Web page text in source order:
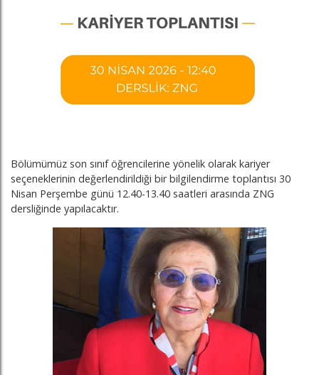
Bölümümüz son sınıf öğrencilerine yönelik olarak kariyer
seçeneklerinin değerlendirildiği bir bilgilendirme toplantısı 30
Nisan Perşembe günü 12.40-13.40 saatleri arasında ZNG
dersliğinde yapılacaktır.